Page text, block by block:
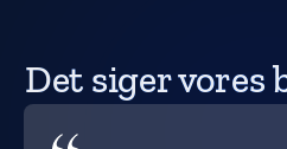
Det siger vores